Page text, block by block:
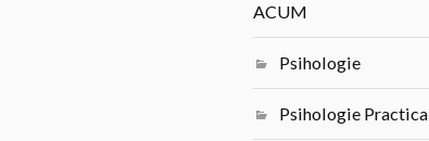
ACUM
Psihologie
Psihologie Practica